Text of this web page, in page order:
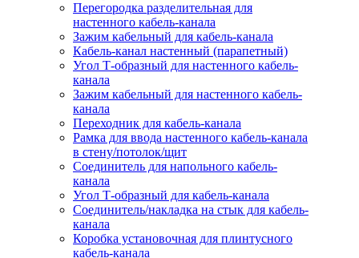
Перегородка разделительная для
настенного кабель-канала
Зажим кабельный для кабель-канала
Кабель-канал настенный (парапетный)
Угол Т-образный для настенного кабель-
канала
Зажим кабельный для настенного кабель-
канала
Переходник для кабель-канала
Рамка для ввода настенного кабель-канала
в стену/потолок/щит
Соединитель для напольного кабель-
канала
Угол Т-образный для кабель-канала
Соединитель/накладка на стык для кабель-
канала
Коробка установочная для плинтусного
кабель-канала